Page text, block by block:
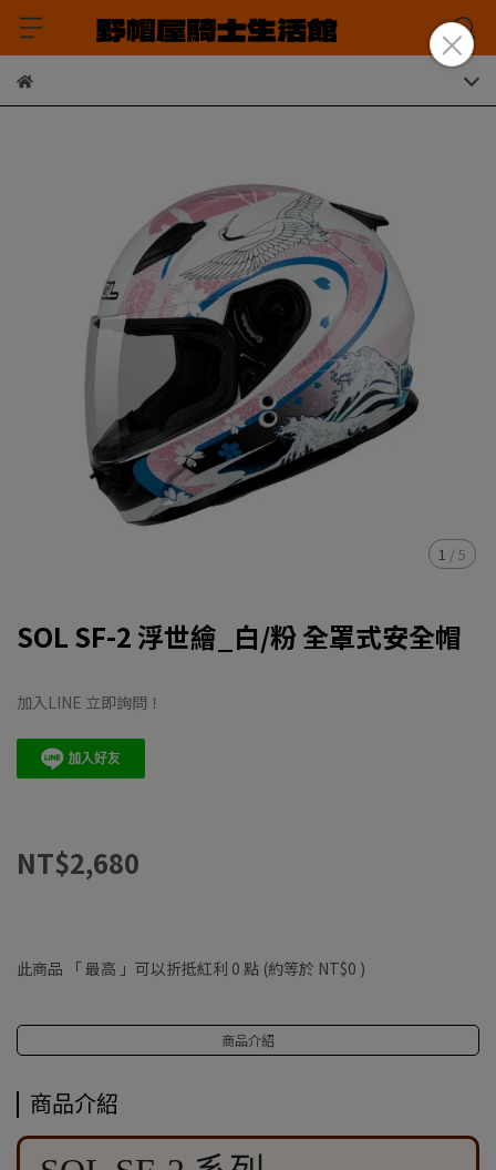
1 /5
SOL SF-2 浮世繪_白/粉 全罩式安全帽
加入LINE 立即詢問！
NT$2,680
此商品 「 最高 」可以折抵紅利 0 點 (約等於 NT$0 )
商品介紹
商品介紹